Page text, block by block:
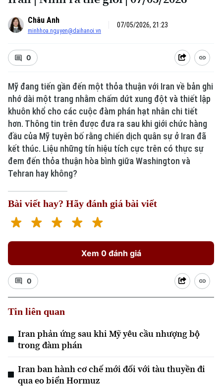
Xu hướng
Châu Anh
minhhoa.nguyen@daihanoi.vn
07/05/2026, 21:23
0
Mỹ đang tiến gần đến một thỏa thuận với Iran về bản ghi
nhớ dài một trang nhằm chấm dứt xung đột và thiết lập
khuôn khổ cho các cuộc đàm phán hạt nhân chi tiết
hơn. Thông tin trên được đưa ra sau khi giới chức hàng
đầu của Mỹ tuyên bố rằng chiến dịch quân sự ở Iran đã
kết thúc. Liệu những tín hiệu tích cực trên có thực sự
đem đến thỏa thuận hòa bình giữa Washington và
Tehran hay không?
Bài viết hay? Hãy đánh giá bài viết
Xem 0 đánh giá
0
Tin liên quan
Iran phản ứng sau khi Mỹ yêu cầu nhượng bộ
trong đàm phán
Iran ban hành cơ chế mới đối với tàu thuyền đi
qua eo biển Hormuz